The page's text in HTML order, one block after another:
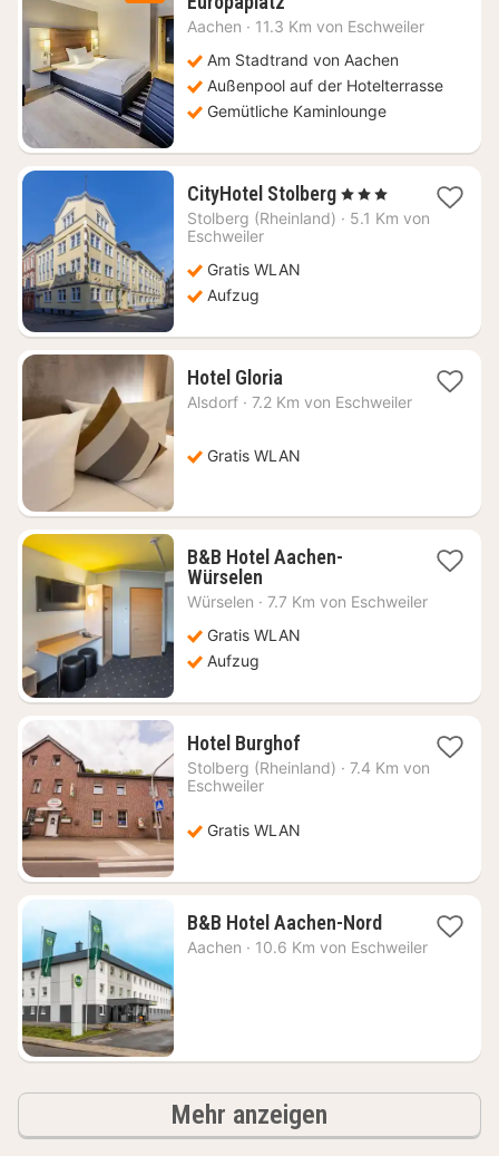
Nächte
109
€
Aachen · 11.3 Km von Eschweiler
Am Stadtrand von Aachen
Außenpool auf der Hotelterrasse
Gemütliche Kaminlounge
CityHotel Stolberg1
Nacht
, 3 Sterne
Stolberg (Rheinland) · 5.1 Km von
Eschweiler
Gratis WLAN
Aufzug
Hotel Gloria1
Nacht
€
Alsdorf · 7.2 Km von Eschweiler
Gratis WLAN
B&B Hotel Aachen-
Würselen1
Nacht
85,80
Würselen · 7.7 Km von Eschweiler
Gratis WLAN
Aufzug
Hotel Burghof1
Nacht
€
Stolberg (Rheinland) · 7.4 Km von
Eschweiler
Gratis WLAN
B&B Hotel Aachen-Nord1
Nacht
Aachen · 10.6 Km von Eschweiler
Mehr anzeigen